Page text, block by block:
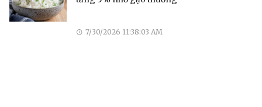
7/30/2026 11:38:03 AM